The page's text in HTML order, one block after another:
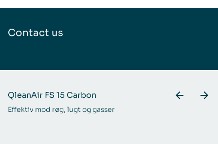
Contact us
QleanAir FS 15 Carbon
Effektiv mod røg, lugt og gasser